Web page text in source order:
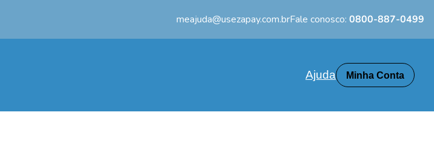
meajuda@usezapay.com.brFale conosco: 0800-887-0499
Ajuda Minha Conta